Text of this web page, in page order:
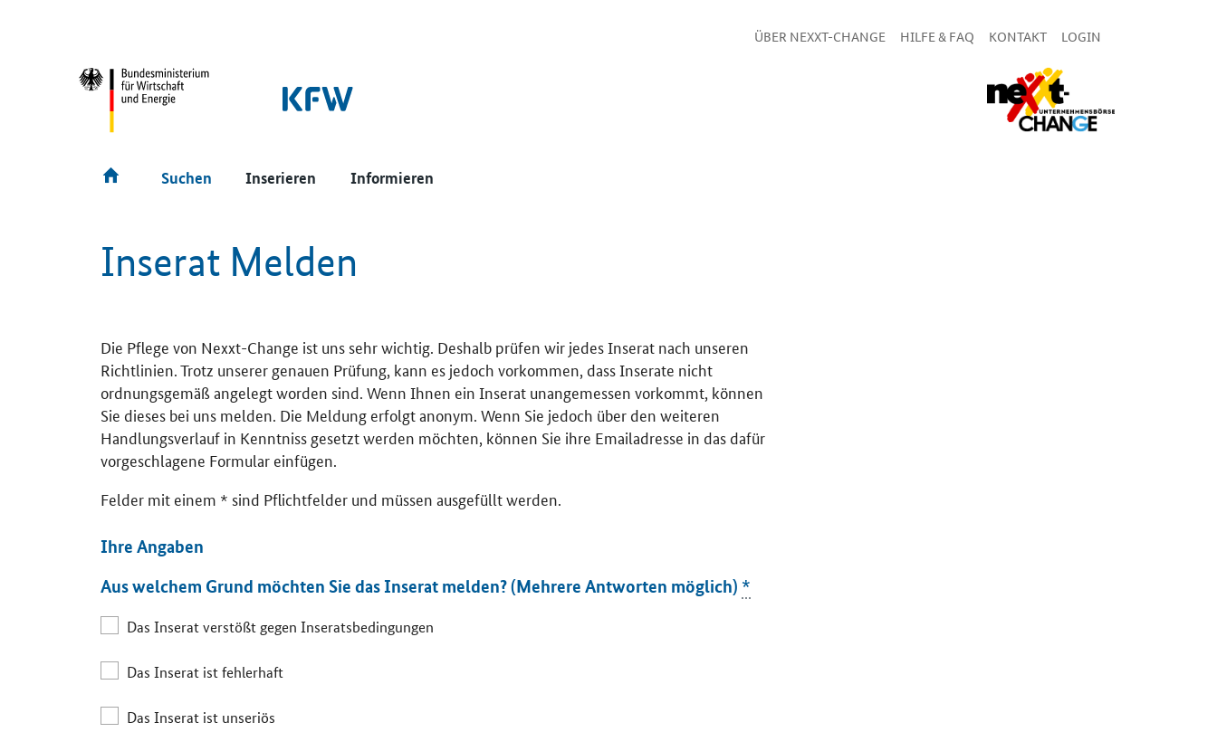
ÜBER NEXXT-CHANGE HILFE & FAQ KONTAKT LOGIN
Suchen Inserieren Informieren
Inserat Melden
Die Pflege von Nexxt-Change ist uns sehr wichtig. Deshalb prüfen wir jedes Inserat nach unseren
Richtlinien. Trotz unserer genauen Prüfung, kann es jedoch vorkommen, dass Inserate nicht
ordnungsgemäß angelegt worden sind. Wenn Ihnen ein Inserat unangemessen vorkommt, können
Sie dieses bei uns melden. Die Meldung erfolgt anonym. Wenn Sie jedoch über den weiteren
Handlungsverlauf in Kenntniss gesetzt werden möchten, können Sie ihre Emailadresse in das dafür
vorgeschlagene Formular einfügen.
Felder mit einem * sind Pflichtfelder und müssen ausgefüllt werden.
Ihre Angaben
Aus welchem Grund möchten Sie das Inserat melden? (Mehrere Antworten möglich) *
Das Inserat verstößt gegen Inseratsbedingungen
Das Inserat ist fehlerhaft
Das Inserat ist unseriös